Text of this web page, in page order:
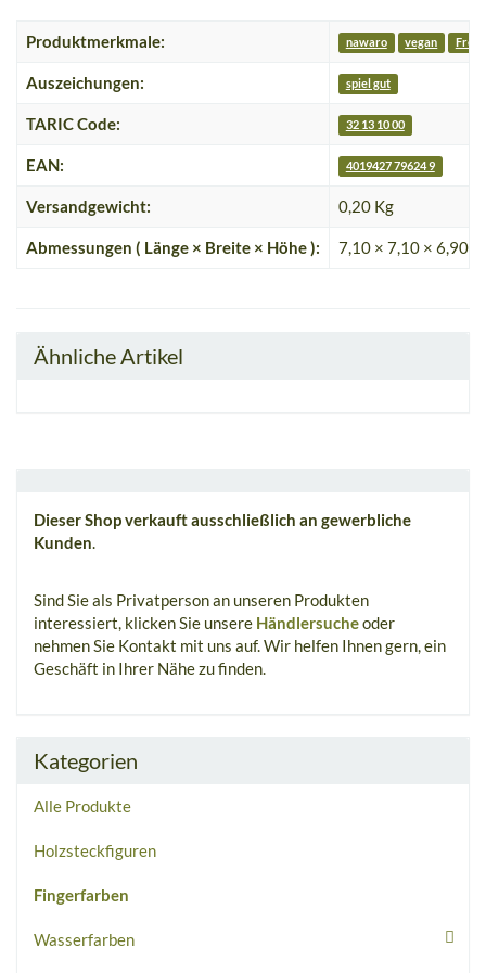
Produktmerkmale: nawaro vegan Frei
Auszeichungen: spiel gut
TARIC Code: 32 13 10 00
EAN: 4019427 79624 9
Versandgewicht: 0,20 Kg
Abmessungen ( Länge × Breite × Höhe ): 7,10 × 7,10 × 6,90
Ähnliche Artikel
Dieser Shop verkauft ausschließlich an gewerbliche
Kunden.
Sind Sie als Privatperson an unseren Produkten
interessiert, klicken Sie unsere Händlersucheoder
nehmen Sie Kontakt mit uns auf. Wir helfen Ihnen gern, ein
Geschäft in Ihrer Nähe zu finden.
Kategorien
Alle Produkte
Holzsteckfiguren
Fingerfarben
Wasserfarben